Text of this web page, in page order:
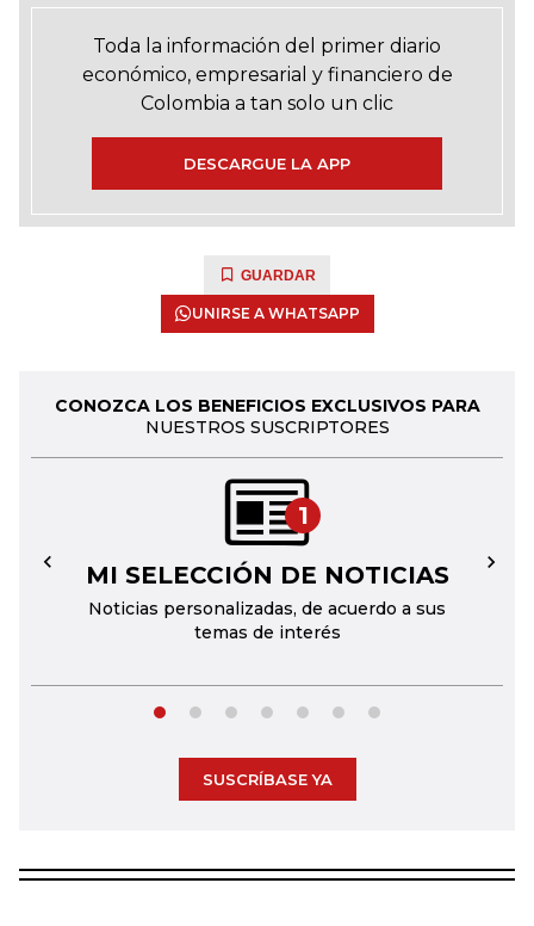
Toda la información del primer diario
económico, empresarial y financiero de
Colombia a tan solo un clic
DESCARGUE LA APP
GUARDAR
UNIRSE A WHATSAPP
CONOZCA LOS BENEFICIOS EXCLUSIVOS PARA
NUESTROS SUSCRIPTORES
1
MI SELECCIÓN DE NOTICIAS
Noticias personalizadas, de acuerdo a sus
temas de interés
← →
SUSCRÍBASE YA